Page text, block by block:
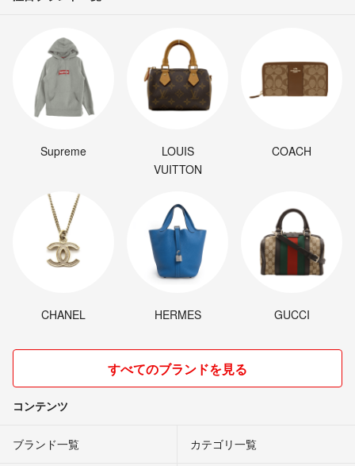
Supreme
LOUIS
VUITTON
COACH
CHANEL HERMES GUCCI
すべてのブランドを見る
コンテンツ
ブランド一覧 カテゴリ一覧